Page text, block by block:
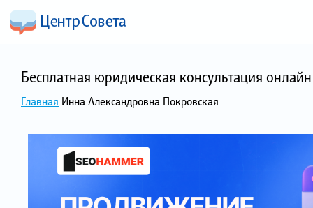
Бесплатная юридическая консультация
Главная Инна Александровна Покровская